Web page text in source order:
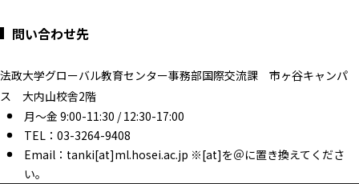
問い合わせ先
法政大学グローバル教育センター事務部国際交流課 市ヶ谷キャンパ
ス 大内山校舎2階
月～金 9:00-11:30 / 12:30-17:00
TEL：03-3264-9408
Email：tanki[at]ml.hosei.ac.jp ※[at]を＠に置き換えてくださ
い。